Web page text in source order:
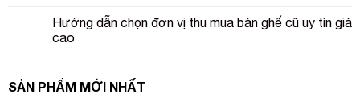
Hướng dẫn chọn đơn vị thu mua bàn ghế cũ uy tín giá
cao
SẢN PHẨM MỚI NHẤT